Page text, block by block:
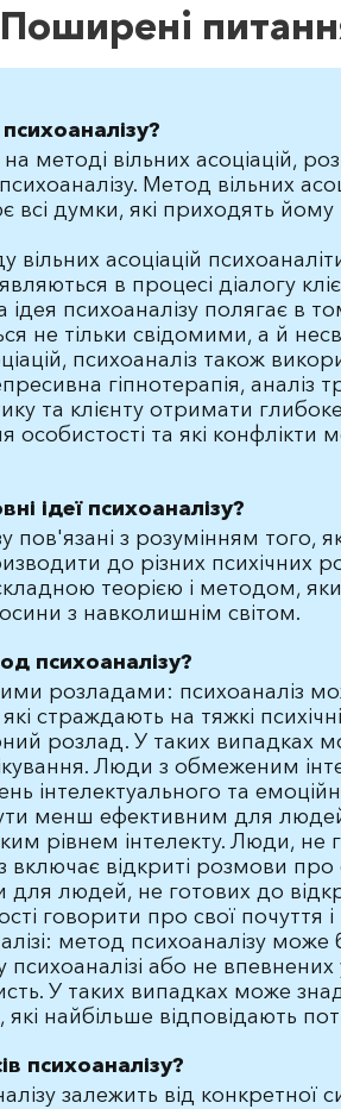
Поширені
методі вільних асоціацій,
Метод вільних
всі думки, які приходять
асоціацій
в процесі діалогу
психоаналізу полягає в
не тільки свідомими, а й
психоаналіз також
гіпнотерапія, аналіз
та клієнту отримати
особистості та які конфлікти
ідеї психоаналізу?
пов'язані з розумінням того,
до різних психічних
теорією і методом,
з навколишнім світом.
психоаналізу?
розладами: психоаналіз
страждають на тяжкі
розлад. У таких випадках
Люди з обмеженим
інтелектуального та
менш ефективним для
рівнем інтелекту. Люди, не
включає відкриті розмови про
для людей, не готових до
говорити про свої почуття
метод психоаналізу
психоаналізі або не
У таких випадках може
які найбільше відповідають
психоаналізу?
залежить від конкретної